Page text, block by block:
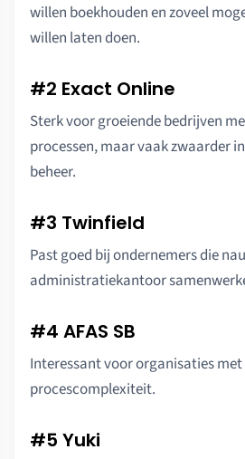
willen boekhouden en zoveel
willen laten doen.
#2 Exact Online
Sterk voor groeiende bedrijven
processen, maar vaak zwaarder
beheer.
#3 Twinfield
Past goed bij ondernemers die
administratiekantoor
#4 AFAS SB
Interessant voor organisaties
procescomplexiteit.
#5 Yuki